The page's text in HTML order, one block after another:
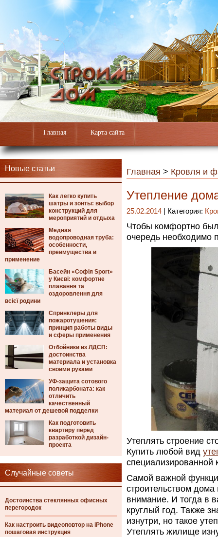
Главная Карта сайта
Новые статьи
Как легко купить
шатры и зонты: выбор
конструкций для
мероприятий и отдыха
Медная
водопроводная труба:
особенности,
преимущества и
применение
Басейн «Софія Sport»
у Києві: комфортне
плавання та
оздоровлення для
всієї родини
Спринклеры для
пожаротушения:
принцип работы виды
и сферы применения
Отбойники из ЛДСП:
достоинства
материала и установка
своими руками
УФ-защита сотового
поликарбоната: как
отличить
качественный
материал от дешевой подделки
Как подготовить
квартиру перед
разработкой дизайн-
проекта
Случайные советы
Достоинства стеклянных офисных
перегородок
Как настроить видеоповтор на iPhone
пошаговая инструкция
Главная > Кровля и
Утепление
25.02.2014 | Категория:
Чтобы комфортно
очередь необходимо
Утеплять строение
Купить любой вид
специализированной
Самой важной
строительством дома
внимание. И тогда в
круглый год. Также
изнутри, но такое
Утеплять жилище